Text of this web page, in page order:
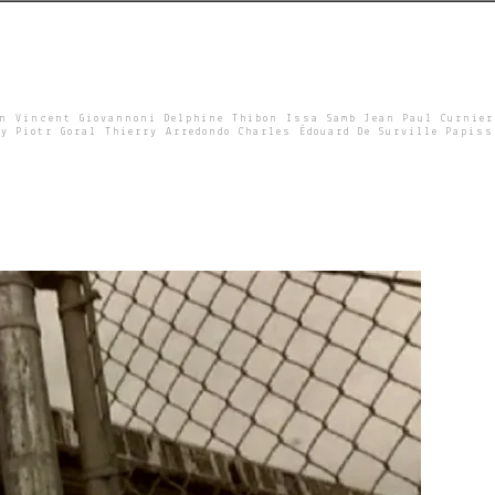
Vincent Giovannoni Delphine Thibon Issa Samb Jean Paul Curnier
Piotr Goral Thierry Arredondo Charles Édouard De Surville Papiss